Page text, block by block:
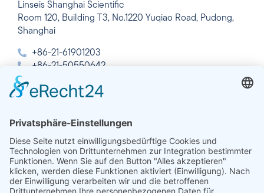
Linseis Shanghai Scientific
Room 120, Building T3, No.1220 Yuqiao Road, Pudong,
Shanghai
+86-21-61901203
+86-21-50550642
Indien
Linseis Thermal Analysis India Pvt. Ltd.
Plot 65, 2nd Floor, Sai Enclave,
Sector 23, Dwarka, 110077 New Delhi